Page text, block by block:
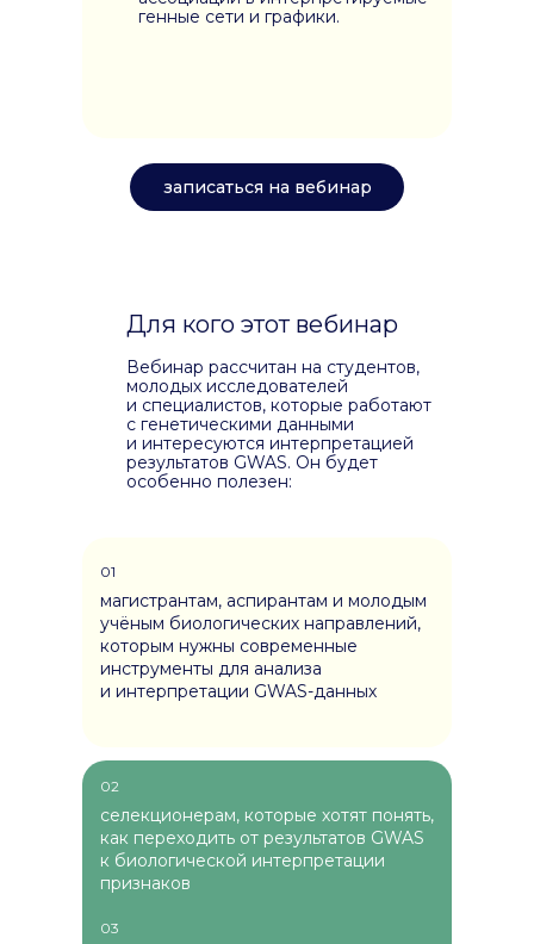
записаться на вебинар
генные сети и графики.
01
магистрантам, аспирантам и молодым
учёным биологических направлений,
которым нужны современные
инструменты для анализа
и интерпретации GWAS-данных
02
селекционерам, которые хотят понять,
как переходить от результатов GWAS
к биологической интерпретации
признаков
03
Для кого этот вебинар
Вебинар рассчитан на студентов,
молодых исследователей
и специалистов, которые работают
с генетическими данными
и интересуются интерпретацией
результатов GWAS. Он будет
особенно полезен: